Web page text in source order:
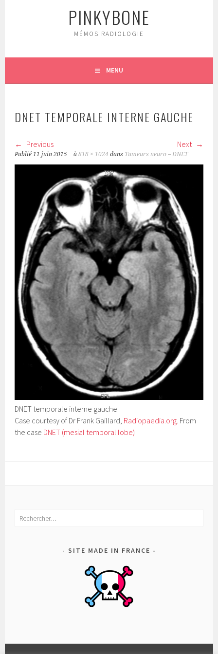
PINKYBONE
MÉMOS RADIOLOGIE
MENU
DNET TEMPORALE INTERNE GAUCHE
Previous Next
Publié 11 juin 2015 à818 × 1024 dans Tumeurs neuro – DNET
DNET temporale interne gauche
Case courtesy of Dr Frank Gaillard, Radiopaedia.org. From
the case DNET (mesial temporal lobe)
Rechercher :
SITE MADE IN FRANCE